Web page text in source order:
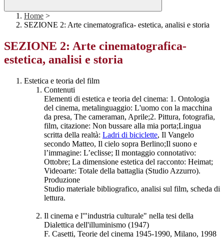
Home >
SEZIONE 2: Arte cinematografica- estetica, analisi e storia
SEZIONE 2: Arte cinematografica-
estetica, analisi e storia
Estetica e teoria del film
Contenuti
Elementi di estetica e teoria del cinema: 1. Ontologia
del cinema, metalinguaggio: L'uomo con la macchina
da presa, The cameraman, Aprile;2. Pittura, fotografia,
film, citazione: Non bussare alla mia porta;Lingua
scritta della realtà: Ladri di biciclette, Il Vangelo
secondo Matteo, Il cielo sopra Berlino;Il suono e
l’immagine: L’eclisse; Il montaggio connotativo:
Ottobre; La dimensione estetica del racconto: Heimat;
Videoarte: Totale della battaglia (Studio Azzurro).
Produzione
Studio materiale bibliografico, analisi sul film, scheda di
lettura.
Il cinema e l'"industria culturale" nella tesi della
Dialettica dell'illuminismo (1947)
F. Casetti, Teorie del cinema 1945-1990, Milano, 1998